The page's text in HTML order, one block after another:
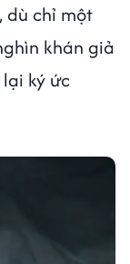
dù chỉ một
khán giả
ký ức